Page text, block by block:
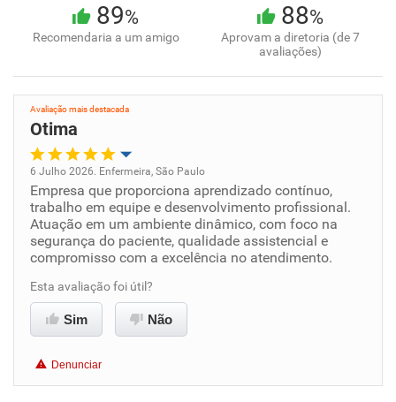
89%
Recomendaria a um amigo
88%
Aprovam a diretoria (de 7
avaliações)
Avaliação mais destacada
Otima
Oportunidade de promoção
Ambiente de trabalho
Conciliação com a vida familiar
Benefícios
Recomenda esta empresa
6 Julho 2026. Enfermeira, São Paulo
Empresa que proporciona aprendizado contínuo,
trabalho em equipe e desenvolvimento profissional.
Atuação em um ambiente dinâmico, com foco na
segurança do paciente, qualidade assistencial e
compromisso com a excelência no atendimento.
Esta avaliação foi útil?
Sim Não
Denunciar